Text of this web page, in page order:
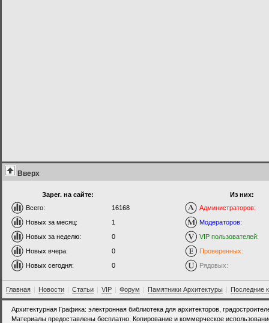
Вверх
Зарег. на сайте:
Всего:
16168
Новых за месяц:
1
Новых за неделю:
0
Новых вчера:
0
Новых сегодня:
0
Из них:
Администраторов:
Модераторов:
VIP пользователей:
Проверенных:
Рядовых:
Главная | Новости | Статьи | VIP | Форум | Памятники Архитектуры | Последние
Архитектурная Графика: электронная библиотека для архитекторов,
Материалы предоставлены бесплатно. Копирование и коммерческое